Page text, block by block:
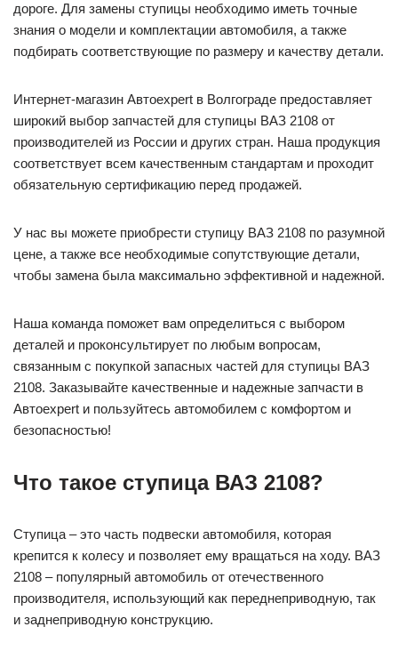
дороге. Для замены ступицы необходимо иметь точные
знания о модели и комплектации автомобиля, а также
подбирать соответствующие по размеру и качеству детали.
Интернет-магазин Автоexpert в Волгограде предоставляет
широкий выбор запчастей для ступицы ВАЗ 2108 от
производителей из России и других стран. Наша продукция
соответствует всем качественным стандартам и проходит
обязательную сертификацию перед продажей.
У нас вы можете приобрести ступицу ВАЗ 2108 по разумной
цене, а также все необходимые сопутствующие детали,
чтобы замена была максимально эффективной и надежной.
Наша команда поможет вам определиться с выбором
деталей и проконсультирует по любым вопросам,
связанным с покупкой запасных частей для ступицы ВАЗ
2108. Заказывайте качественные и надежные запчасти в
Автоexpert и пользуйтесь автомобилем с комфортом и
безопасностью!
Что такое ступица ВАЗ 2108?
Ступица – это часть подвески автомобиля, которая
крепится к колесу и позволяет ему вращаться на ходу. ВАЗ
2108 – популярный автомобиль от отечественного
производителя, использующий как переднеприводную, так
и заднеприводную конструкцию.